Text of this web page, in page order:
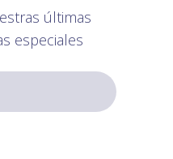
últimas
especiales